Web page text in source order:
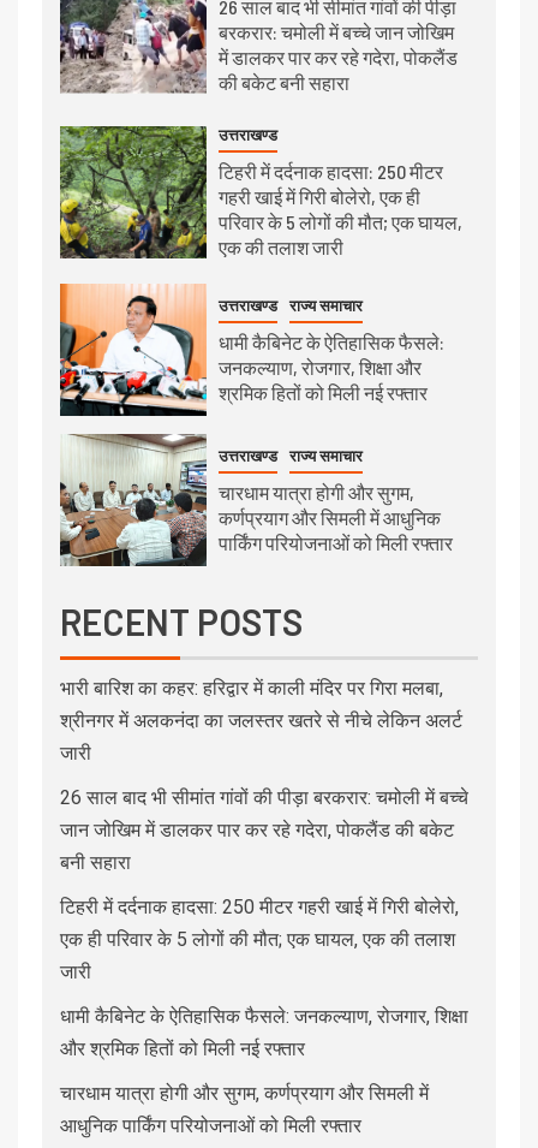
26 साल बाद भी सीमांत गांवों की पीड़ा
बरकरार: चमोली में बच्चे जान जोखिम
में डालकर पार कर रहे गदेरा, पोकलैंड
की बकेट बनी सहारा
उत्तराखण्ड
टिहरी में दर्दनाक हादसा: 250 मीटर
गहरी खाई में गिरी बोलेरो, एक ही
परिवार के 5 लोगों की मौत; एक घायल,
एक की तलाश जारी
उत्तराखण्ड राज्य समाचार
धामी कैबिनेट के ऐतिहासिक फैसले:
जनकल्याण, रोजगार, शिक्षा और
श्रमिक हितों को मिली नई रफ्तार
उत्तराखण्ड राज्य समाचार
चारधाम यात्रा होगी और सुगम,
कर्णप्रयाग और सिमली में आधुनिक
पार्किंग परियोजनाओं को मिली रफ्तार
RECENT POSTS
भारी बारिश का कहर: हरिद्वार में काली मंदिर पर गिरा मलबा,
श्रीनगर में अलकनंदा का जलस्तर खतरे से नीचे लेकिन अलर्ट
जारी
26 साल बाद भी सीमांत गांवों की पीड़ा बरकरार: चमोली में बच्चे
जान जोखिम में डालकर पार कर रहे गदेरा, पोकलैंड की बकेट
बनी सहारा
टिहरी में दर्दनाक हादसा: 250 मीटर गहरी खाई में गिरी बोलेरो,
एक ही परिवार के 5 लोगों की मौत; एक घायल, एक की तलाश
जारी
धामी कैबिनेट के ऐतिहासिक फैसले: जनकल्याण, रोजगार, शिक्षा
और श्रमिक हितों को मिली नई रफ्तार
चारधाम यात्रा होगी और सुगम, कर्णप्रयाग और सिमली में
आधुनिक पार्किंग परियोजनाओं को मिली रफ्तार